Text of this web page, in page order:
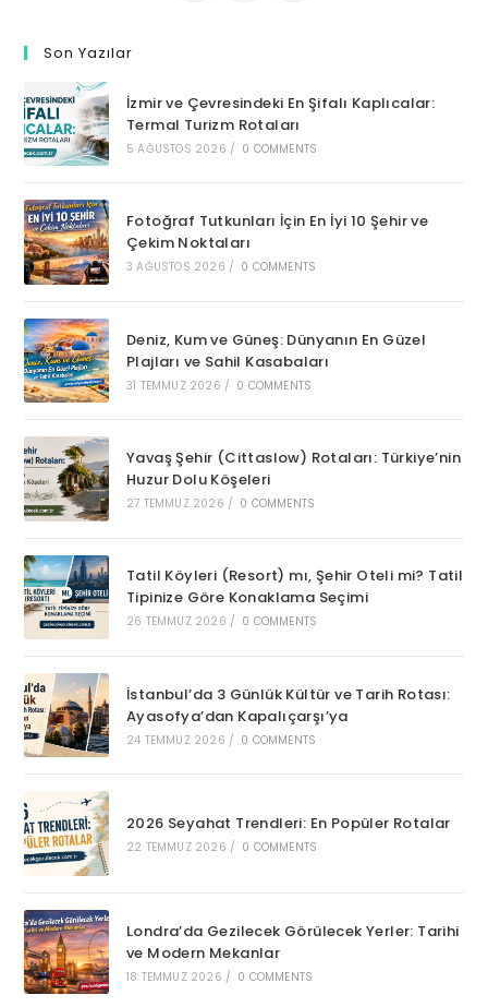
Son Yazılar
İzmir ve Çevresindeki En Şifalı Kaplıcalar:
Termal Turizm Rotaları
5 AĞUSTOS 2026 / 0 COMMENTS
Fotoğraf Tutkunları İçin En İyi 10 Şehir ve
Çekim Noktaları
3 AĞUSTOS 2026 / 0 COMMENTS
Deniz, Kum ve Güneş: Dünyanın En Güzel
Plajları ve Sahil Kasabaları
31 TEMMUZ 2026 / 0 COMMENTS
Yavaş Şehir (Cittaslow) Rotaları: Türkiye’nin
Huzur Dolu Köşeleri
27 TEMMUZ 2026 / 0 COMMENTS
Tatil Köyleri (Resort) mı, Şehir Oteli mi? Tatil
Tipinize Göre Konaklama Seçimi
26 TEMMUZ 2026 / 0 COMMENTS
İstanbul’da 3 Günlük Kültür ve Tarih Rotası:
Ayasofya’dan Kapalıçarşı’ya
24 TEMMUZ 2026 / 0 COMMENTS
2026 Seyahat Trendleri: En Popüler Rotalar
22 TEMMUZ 2026 / 0 COMMENTS
Londra’da Gezilecek Görülecek Yerler: Tarihi
ve Modern Mekanlar
18 TEMMUZ 2026 / 0 COMMENTS